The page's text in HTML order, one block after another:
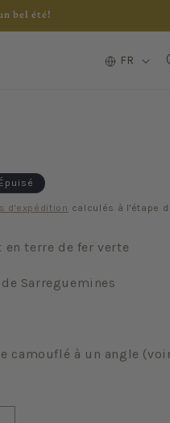
bel été!
L
FR
Épuisé
d'expédition calculés à l'étape
en terre de fer verte
Sarreguemines
camouflé à un angle